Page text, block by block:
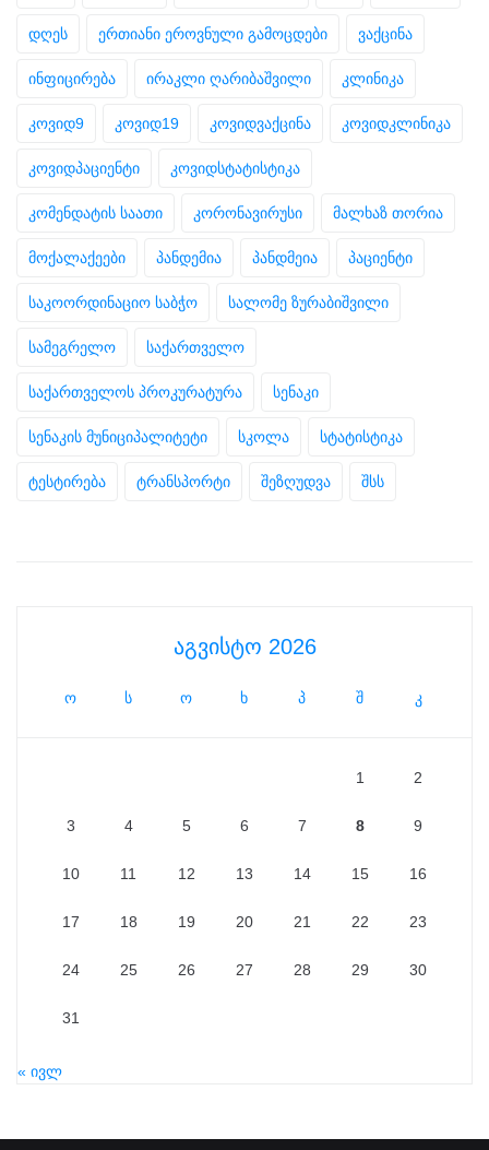
დღეს ერთიანი ეროვნული გამოცდები ვაქცინა
ინფიცირება ირაკლი ღარიბაშვილი კლინიკა
კოვიდ9 კოვიდ19 კოვიდვაქცინა კოვიდკლინიკა
კოვიდპაციენტი კოვიდსტატისტიკა
კომენდატის საათი კორონავირუსი მალხაზ თორია
მოქალაქეები პანდემია პანდმეია პაციენტი
საკოორდინაციო საბჭო სალომე ზურაბიშვილი
სამეგრელო საქართველო
საქართველოს პროკურატურა სენაკი
სენაკის მუნიციპალიტეტი სკოლა სტატისტიკა
ტესტირება ტრანსპორტი შეზღუდვა შსს
აგვისტო 2026
ო ს ო ხ პ შ კ
1 2
3 4 5 6 7 8 9
10 11 12 13 14 15 16
17 18 19 20 21 22 23
24 25 26 27 28 29 30
31
« ივლ